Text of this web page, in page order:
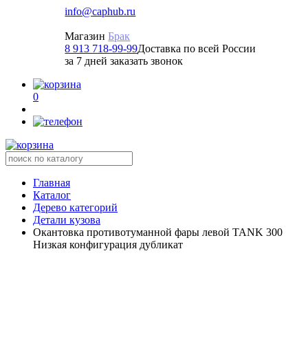
info@caphub.ru
Магазин Брак
8 913 718-99-99Доставка по всей России
за 7 дней заказать звонок
0
Главная
Каталог
Дерево категорий
Детали кузова
Окантовка противотуманной фары левой TANK 300
Низкая конфигурация дубликат